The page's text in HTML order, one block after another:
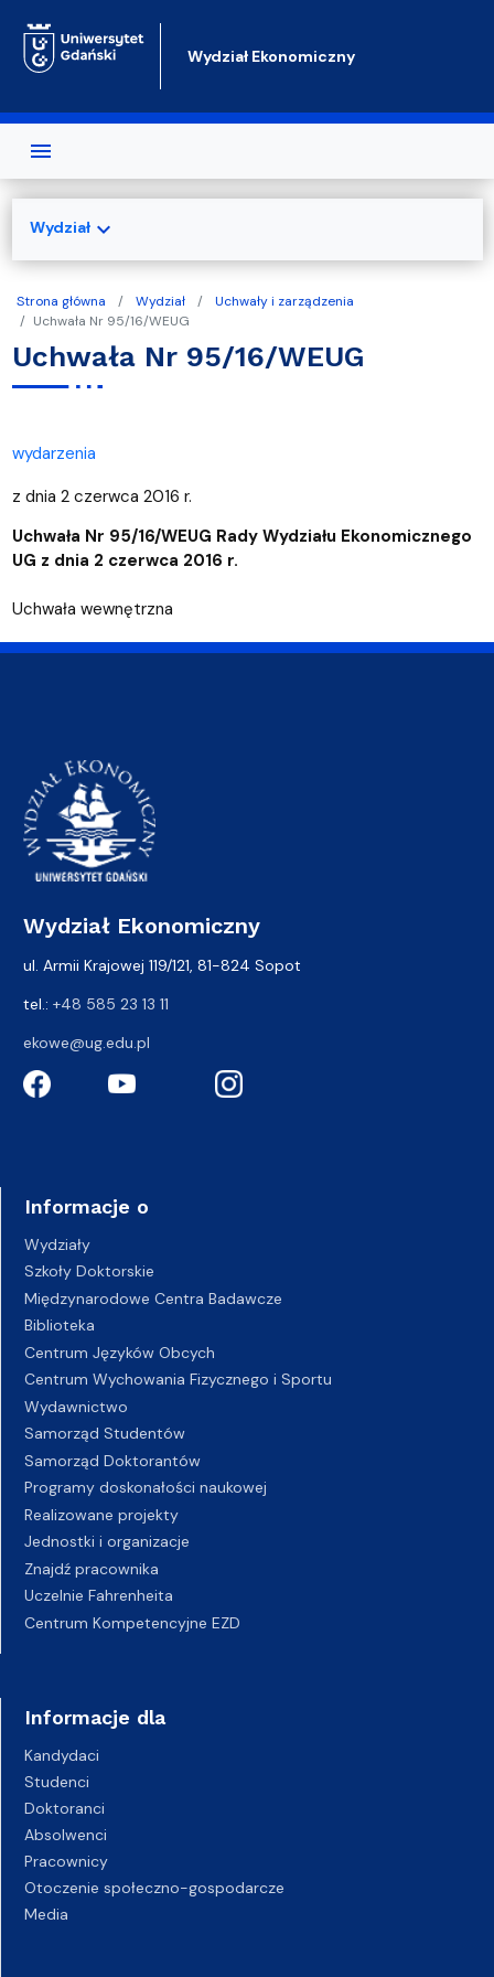
Wydział Ekonomiczny
Strona główna Wydział
Uchwały i zarządzenia
Uchwała Nr 95/16/WEUG
Uchwała Nr 95/16/WEUG
wydarzenia
z dnia 2 czerwca 2016 r.
Uchwała Nr 95/16/WEUG Rady Wydziału Ekonomicznego
UG z dnia 2 czerwca 2016 r.
Uchwała wewnętrzna
Wydziałexpand_more
Wydział Ekonomiczny
ul. Armii Krajowej 119/121, 81-824 Sopot
tel.: +48 585 23 13 11
ekowe@ug.edu.pl
Informacje o
Wydziały
Szkoły Doktorskie
Międzynarodowe Centra Badawcze
Biblioteka
Centrum Języków Obcych
Centrum Wychowania Fizycznego i Sportu
Wydawnictwo
Samorząd Studentów
Samorząd Doktorantów
Programy doskonałości naukowej
Realizowane projekty
Jednostki i organizacje
Znajdź pracownika
Uczelnie Fahrenheita
Centrum Kompetencyjne EZD
Informacje dla
Kandydaci
Studenci
Doktoranci
Absolwenci
Pracownicy
Otoczenie społeczno-gospodarcze
Media